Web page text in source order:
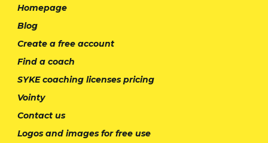
Homepage
Blog
Create a free account
Find a coach
SYKE coaching licenses pricing
Vointy
Contact us
Logos and images for free use